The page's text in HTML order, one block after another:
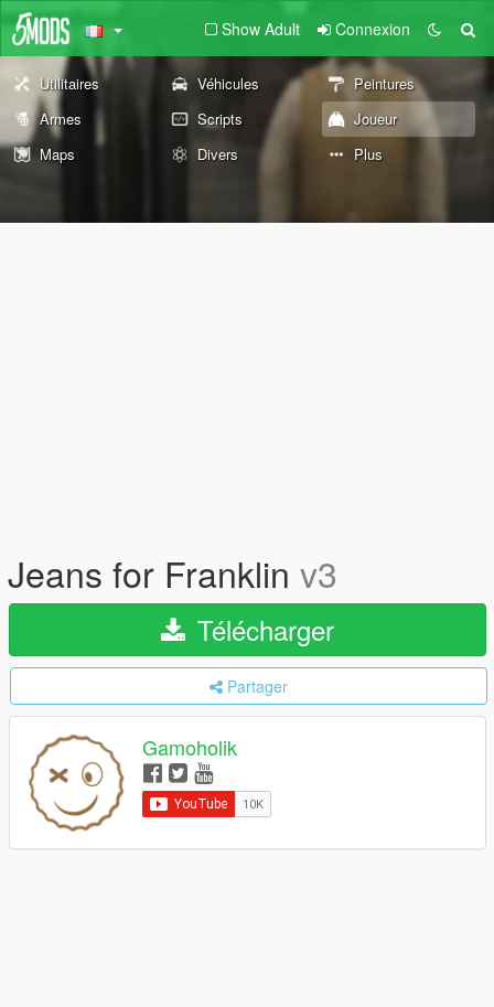
Show Adult Connexion
Utilitaires Véhicules
Peintures
Armes
Scripts
Joueur
Maps
Divers Plus
Jeans for Franklin v3
Télécharger
Partager
Gamoholik